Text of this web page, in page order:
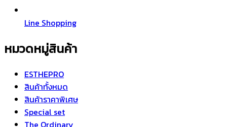
Line Shopping
หมวดหมู่สินค้า
ESTHEPRO
สินค้าทั้งหมด
สินค้าราคาพิเศษ
Special set